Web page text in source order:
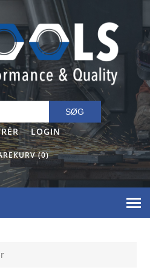
SØG
LOGIN
(0)